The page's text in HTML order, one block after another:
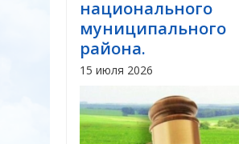
национального
муниципального
района.
15 июля 2026